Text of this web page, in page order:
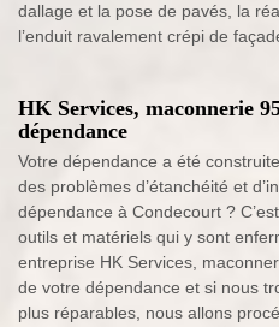
dallage et la pose de pavés, la
l’enduit ravalement crépi de
HK Services, maconnerie
dépendance
Votre dépendance a été
des problèmes d’étanchéité et
dépendance à Condecourt ?
outils et matériels qui y sont
entreprise HK Services,
de votre dépendance et si nous
plus réparables, nous allons